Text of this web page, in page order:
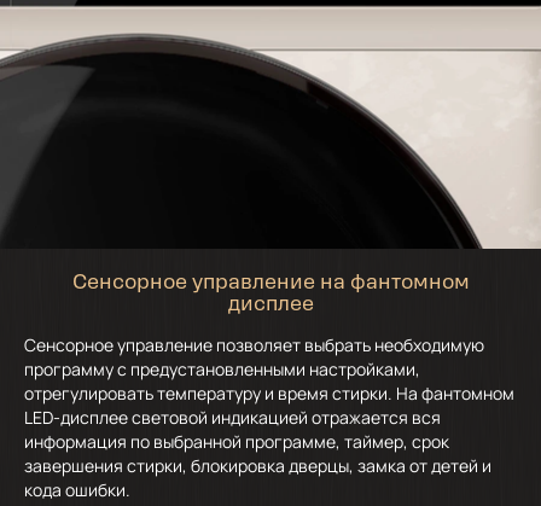
Сенсорное управление на фантомном
дисплее
Сенсорное управление позволяет выбрать необходимую
программу с предустановленными настройками,
отрегулировать температуру и время стирки. На фантомном
LED-дисплее световой индикацией отражается вся
информация по выбранной программе, таймер, срок
завершения стирки, блокировка дверцы, замка от детей и
кода ошибки.